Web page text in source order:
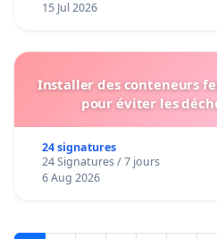
15 Jul 2026
Installer des conteneurs
pour éviter les
24 signatures
24 Signatures / 7 jours
6 Aug 2026